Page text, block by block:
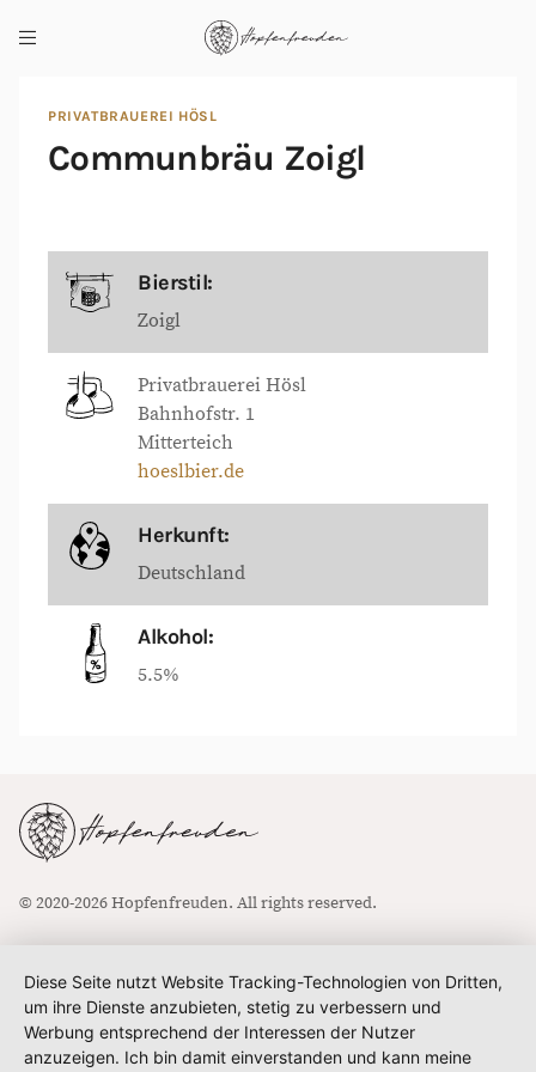
PRIVATBRAUEREI HÖSL
Communbräu Zoigl
Bierstil:
Zoigl
Privatbrauerei Hösl
Bahnhofstr. 1
Mitterteich
hoeslbier.de
Herkunft:
Deutschland
Alkohol:
5.5%
© 2020-2026 Hopfenfreuden. All rights reserved.
Diese Seite nutzt Website Tracking-Technologien von Dritten,
um ihre Dienste anzubieten, stetig zu verbessern und
Werbung entsprechend der Interessen der Nutzer
anzuzeigen. Ich bin damit einverstanden und kann meine